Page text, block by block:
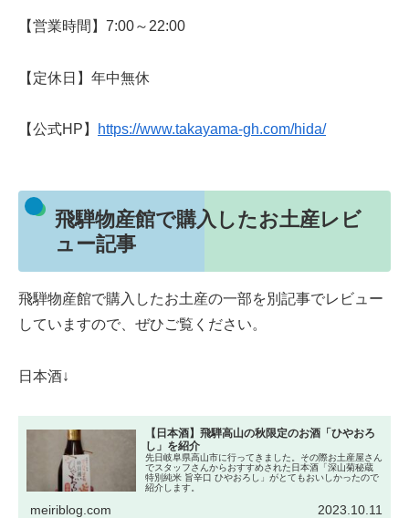
【営業時間】7:00～22:00
【定休日】年中無休
【公式HP】 https://www.takayama-gh.com/hida/
飛騨物産館で購入したお土産レビ
ュー記事
飛騨物産館で購入したお土産の一部を別記事でレビュー
していますので、ぜひご覧ください。
日本酒↓
【日本酒】飛騨高山の秋限定のお酒「ひやおろ
し」を紹介
先日岐阜県高山市に行ってきました。その際お土産屋さん
でスタッフさんからおすすめされた日本酒「深山菊秘蔵
特別純米 旨辛口 ひやおろし」がとてもおいしかったので
紹介します。
meiriblog.com 2023.10.11